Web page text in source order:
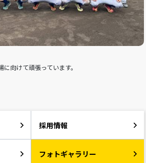
向けて頑張っています。
採用情報
フォトギャラリー